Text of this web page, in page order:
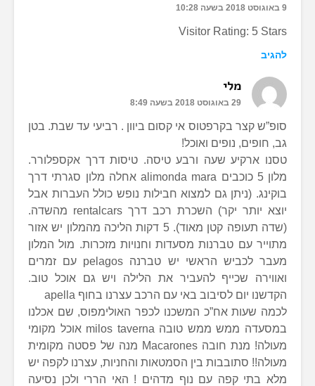
9 באוגוסט 2018 בשעה 10:28
Visitor Rating: 5 Stars
להגיב
מלי
29 באוגוסט 2018 בשעה 8:49
סופ”ש קצר בקרפטוס אי קסום ביוון . רביעי עד שבת. בטן
גב, חופים, נופים ואוכל!
טסנו ארקיע שעה ורבע טיסה. טיסות דרך אקספלורר.
מלון 5 כוכבים alimonda mara אחלה מלון סגרתי דרך
בוקינג. (ניתן גם למצוא חבילות נופש כולל העברות אבל
יוצא יותר יקר) השכרת רכב דרך rentalcars מהשדה.
(שדה תעופה קטן מאוד). 5 דקות הליכה מהמלון יש אזור
מתוייר עם טברנות מסעדות וחנויות מזכרות. מול המלון
מעבר לכביש הראשי יש טברנה pelagos עם זמרים
ואווירה שכייף להעביר את הלילה ויש גם אוכל טוב.
הקדשנו יום לסיבוב באי עם הרכב עצרנו בחוף apella
לכמה שעות אח”כ המשכנו לכפר האולימפוס, שם אכלנו
במסעדה ממש ממש טובה milos taverna אוכל מקומי
מעולה! מנת חובה Macarones מנה של פסטה מקומית
מעולה!! סתובבות בין הסמטאות והחניות, עצרנו לקפה יש
מלא בתי קפה עם נוף מדהים ! האי הררי ולכן נסיעה